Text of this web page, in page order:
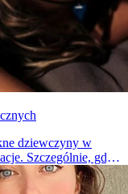
dziewczyny w
Szczególnie, gdy
miejsc. Patrząc
Rio De Janeiro.